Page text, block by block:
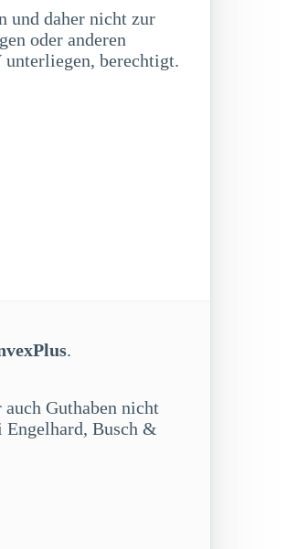
und daher nicht zur
oder anderen
berechtigt.
.
Guthaben nicht
Engelhard, Busch &